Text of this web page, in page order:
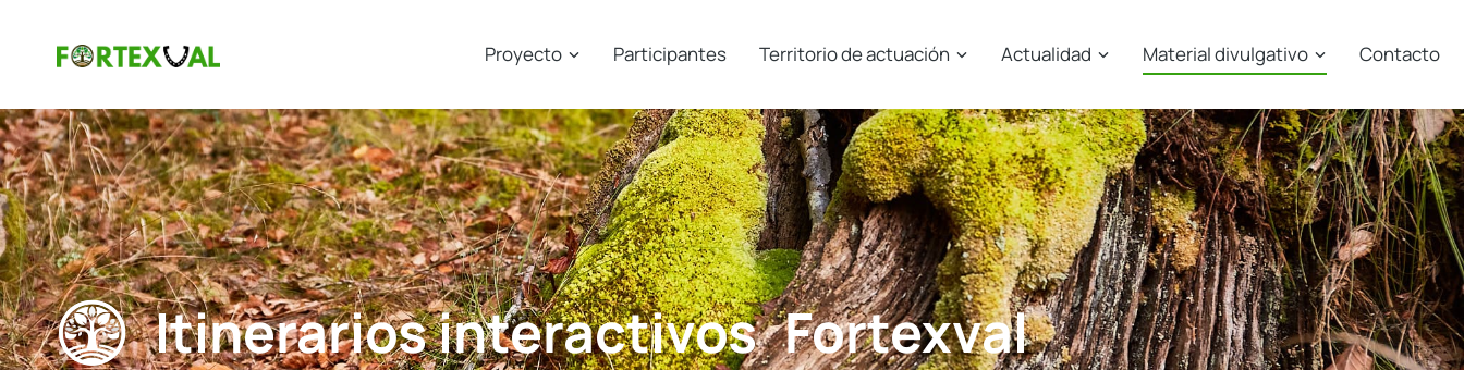
Proyecto Participantes Territorio de actuación Actualidad Material divulgativo Contacto
Itinerarios interactivos Fortexval